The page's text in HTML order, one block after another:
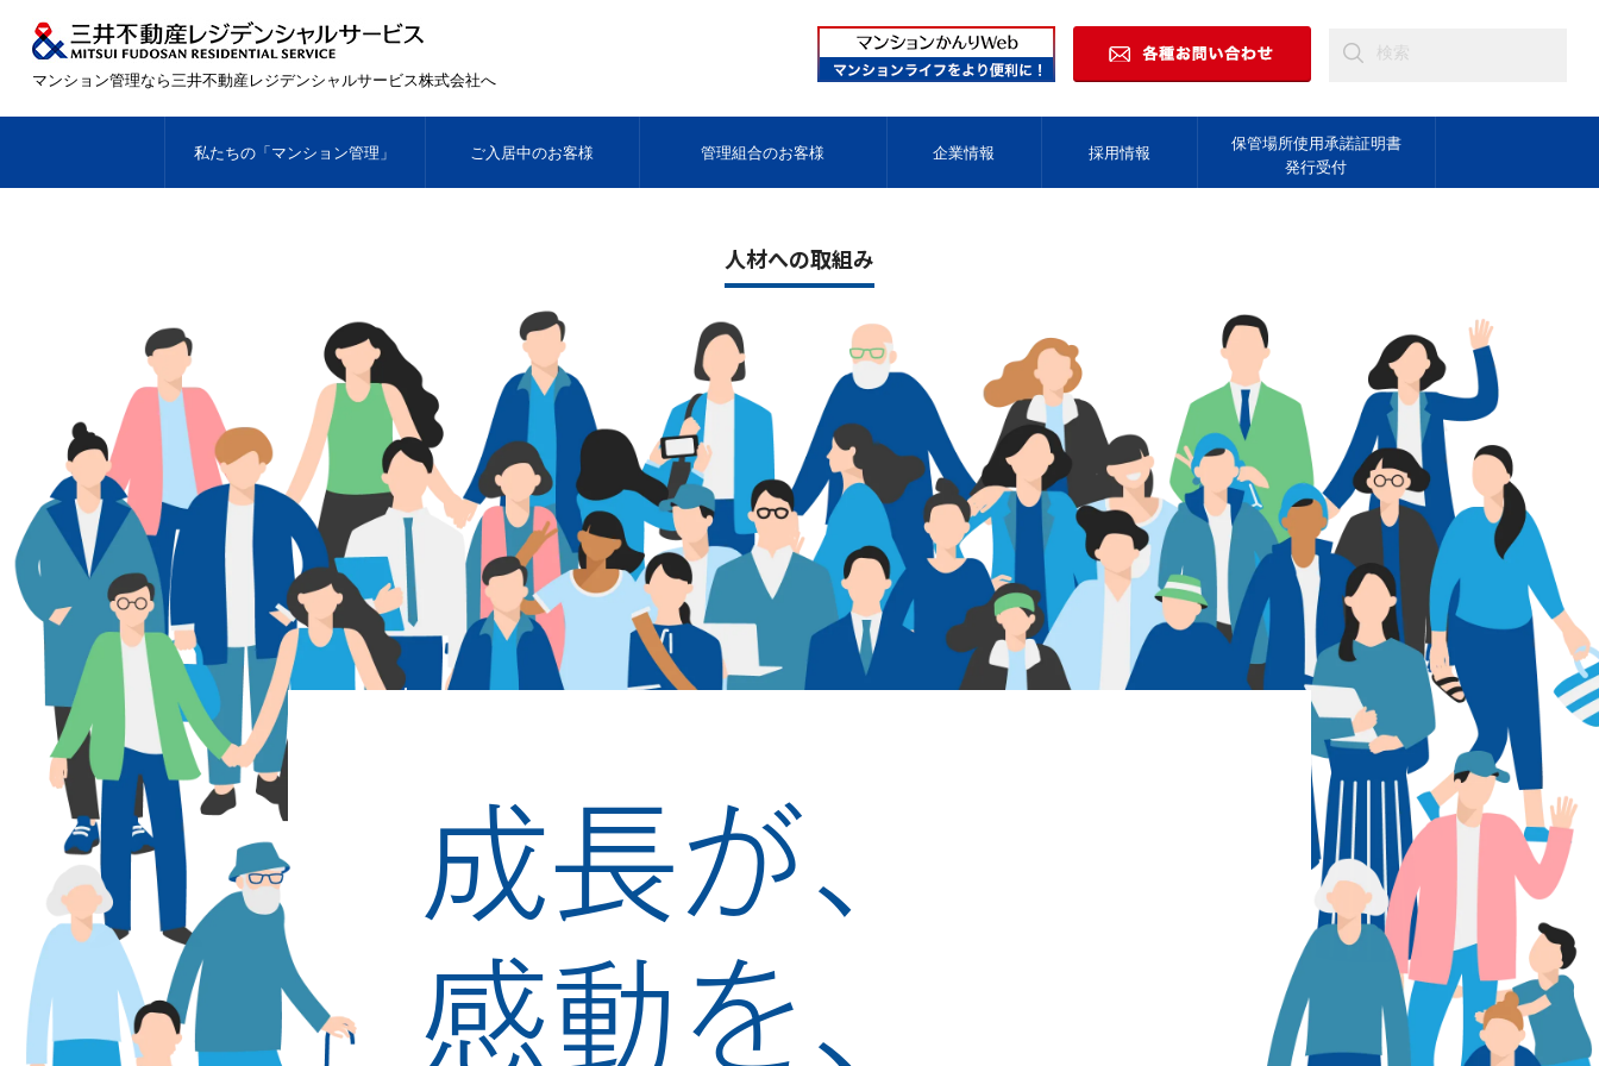
マンション管理なら三井不動産レジデンシャルサービス株式会社へ
私たちの「マンション管理」 ご入居中のお客様 管理組合のお客様 企業情報 採用情報
保管場所使用承諾証明書
発行受付
人材への取組み
成長が、
感動を、